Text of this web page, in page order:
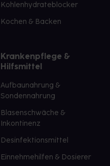
Kohlenhydrateblocker
Kochen & Backen
Krankenpflege &
Hilfsmittel
Aufbaunahrung &
Sondennahrung
Blasenschwäche &
Inkontinenz
Desinfektionsmittel
Einnehmehilfen & Dosierer